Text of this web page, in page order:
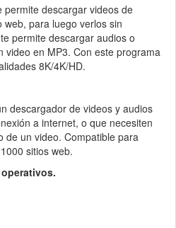
permite descargar videos de
para luego verlos sin
permite descargar audios o
video en MP3. Con este programa
8K/4K/HD.
descargador de videos y audios
a internet, o que necesiten
de un video. Compatible para
sitios web.